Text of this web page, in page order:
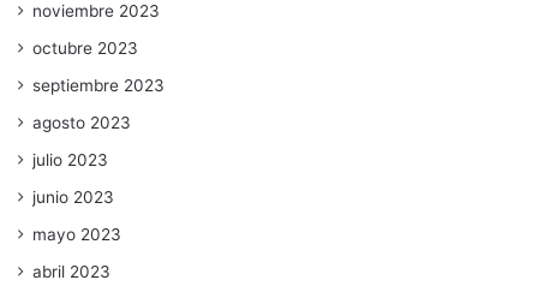
noviembre 2023
octubre 2023
septiembre 2023
agosto 2023
julio 2023
junio 2023
mayo 2023
abril 2023